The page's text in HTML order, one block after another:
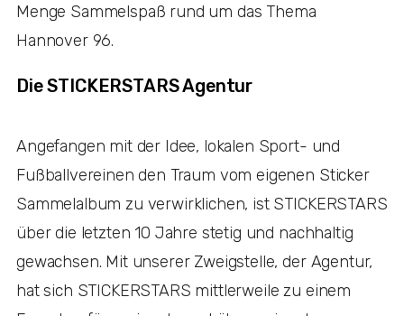
Menge Sammelspaß rund um das Thema
Hannover 96.
Die STICKERSTARS Agentur
Angefangen mit der Idee, lokalen Sport- und
Fußballvereinen den Traum vom eigenen Sticker
Sammelalbum zu verwirklichen, ist STICKERSTARS
über die letzten 10 Jahre stetig und nachhaltig
gewachsen. Mit unserer Zweigstelle, der Agentur,
hat sich STICKERSTARS mittlerweile zu einem